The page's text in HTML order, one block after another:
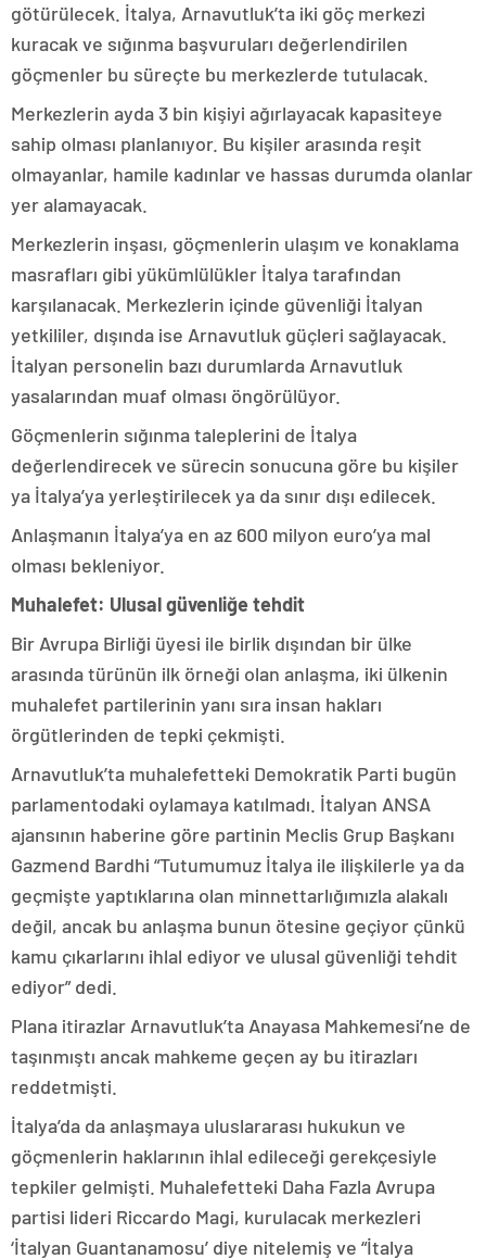
götürülecek. İtalya, Arnavutluk’ta iki göç merkezi
kuracak ve sığınma başvuruları değerlendirilen
göçmenler bu süreçte bu merkezlerde tutulacak.
Merkezlerin ayda 3 bin kişiyi ağırlayacak kapasiteye
sahip olması planlanıyor. Bu kişiler arasında reşit
olmayanlar, hamile kadınlar ve hassas durumda olanlar
yer alamayacak.
Merkezlerin inşası, göçmenlerin ulaşım ve konaklama
masrafları gibi yükümlülükler İtalya tarafından
karşılanacak. Merkezlerin içinde güvenliği İtalyan
yetkililer, dışında ise Arnavutluk güçleri sağlayacak.
İtalyan personelin bazı durumlarda Arnavutluk
yasalarından muaf olması öngörülüyor.
Göçmenlerin sığınma taleplerini de İtalya
değerlendirecek ve sürecin sonucuna göre bu kişiler
ya İtalya’ya yerleştirilecek ya da sınır dışı edilecek.
Anlaşmanın İtalya’ya en az 600 milyon euro’ya mal
olması bekleniyor.
Muhalefet: Ulusal güvenliğe tehdit
Bir Avrupa Birliği üyesi ile birlik dışından bir ülke
arasında türünün ilk örneği olan anlaşma, iki ülkenin
muhalefet partilerinin yanı sıra insan hakları
örgütlerinden de tepki çekmişti.
Arnavutluk’ta muhalefetteki Demokratik Parti bugün
parlamentodaki oylamaya katılmadı. İtalyan ANSA
ajansının haberine göre partinin Meclis Grup Başkanı
Gazmend Bardhi “Tutumumuz İtalya ile ilişkilerle ya da
geçmişte yaptıklarına olan minnettarlığımızla alakalı
değil, ancak bu anlaşma bunun ötesine geçiyor çünkü
kamu çıkarlarını ihlal ediyor ve ulusal güvenliği tehdit
ediyor” dedi.
Plana itirazlar Arnavutluk’ta Anayasa Mahkemesi’ne de
taşınmıştı ancak mahkeme geçen ay bu itirazları
reddetmişti.
İtalya’da da anlaşmaya uluslararası hukukun ve
göçmenlerin haklarının ihlal edileceği gerekçesiyle
tepkiler gelmişti. Muhalefetteki Daha Fazla Avrupa
partisi lideri Riccardo Magi, kurulacak merkezleri
‘İtalyan Guantanamosu’ diye nitelemiş ve “İtalya